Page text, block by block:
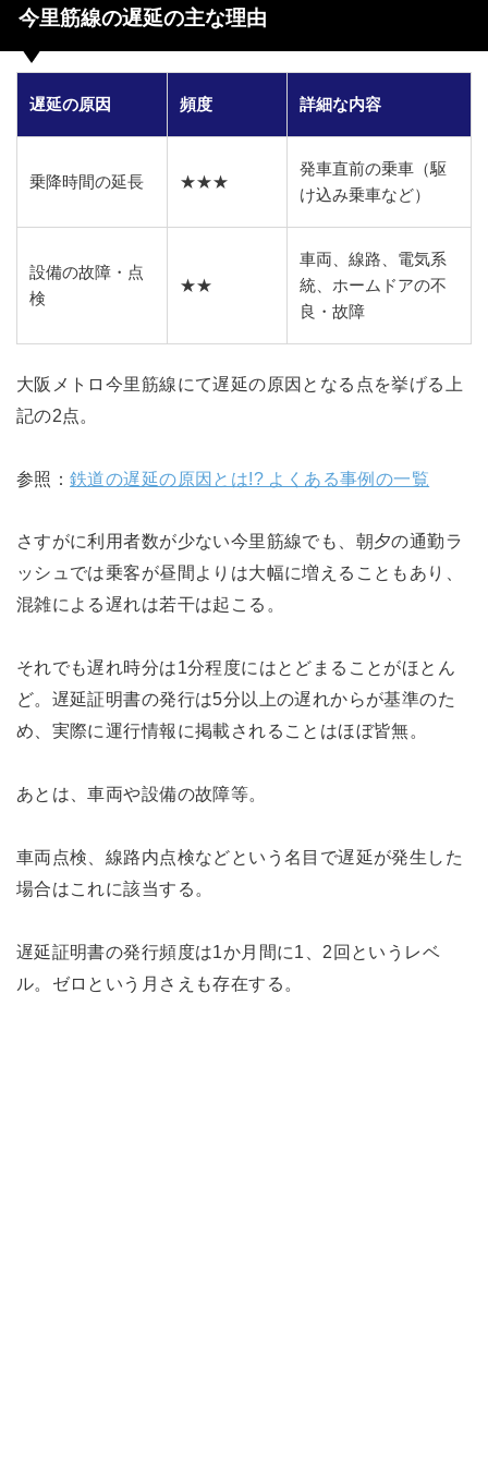
今里筋線の遅延の主な理由
遅延の原因 頻度 詳細な内容
乗降時間の延長 ★★★
発車直前の乗車（駆
け込み乗車など）
設備の故障・点
検
★★
車両、線路、電気系
統、ホームドアの不
良・故障
大阪メトロ今里筋線にて遅延の原因となる点を挙げる上
記の2点。
参照：鉄道の遅延の原因とは!? よくある事例の一覧
さすがに利用者数が少ない今里筋線でも、朝夕の通勤ラ
ッシュでは乗客が昼間よりは大幅に増えることもあり、
混雑による遅れは若干は起こる。
それでも遅れ時分は1分程度にはとどまることがほとん
ど。遅延証明書の発行は5分以上の遅れからが基準のた
め、実際に運行情報に掲載されることはほぼ皆無。
あとは、車両や設備の故障等。
車両点検、線路内点検などという名目で遅延が発生した
場合はこれに該当する。
遅延証明書の発行頻度は1か月間に1、2回というレベ
ル。ゼロという月さえも存在する。